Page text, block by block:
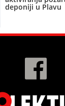
deponiji u Plavu